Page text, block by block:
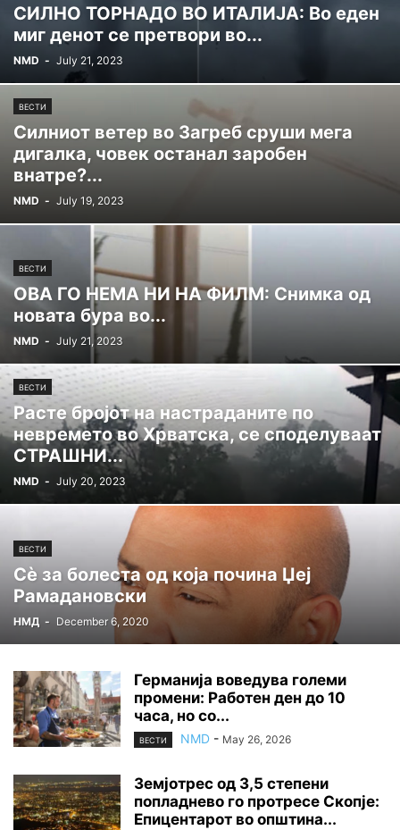
СИЛНО ТОРНАДО ВО ИТАЛИЈА: Во еден
миг денот се претвори во...
NMD - July 21, 2023
ВЕСТИ
Силниот ветер во Загреб сруши мега
дигалка, човек останал заробен
внатре?...
NMD - July 19, 2023
ВЕСТИ
ОВА ГО НЕМА НИ НА ФИЛМ: Снимка од
новата бура во...
NMD - July 21, 2023
ВЕСТИ
Расте бројот на настраданите по
невремето во Хрватска, се споделуваат
СТРАШНИ...
NMD - July 20, 2023
ВЕСТИ
Сè за болеста од која почина Џеј
Рамадановски
НМД - December 6, 2020
Германија воведува големи
промени: Работен ден до 10
часа, но со...
ВЕСТИ NMD - May 26, 2026
Земјотрес од 3,5 степени
попладнево го протресе Скопје:
Епицентарот во општина...